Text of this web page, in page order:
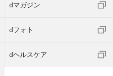
dマガジン
dフォト
dヘルスケア